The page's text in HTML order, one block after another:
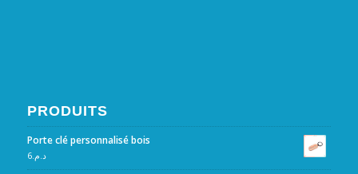
PRODUITS
Porte clé personnalisé bois
د.م.6